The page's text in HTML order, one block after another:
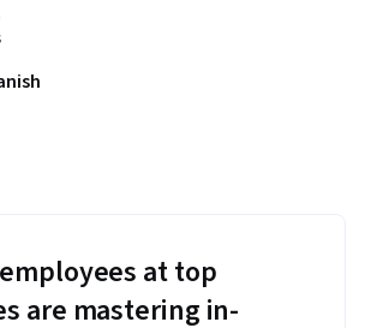
at top
are mastering in-